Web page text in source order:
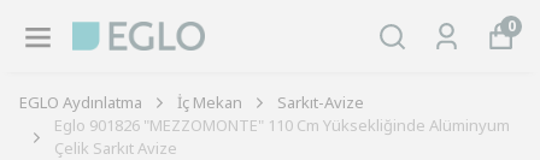
0
EGLO Aydınlatma İç Mekan
Sarkıt-Avize
Eglo 901826 "MEZZOMONTE" 110 Cm Yüksekliğinde Alüminyum
Çelik Sarkıt Avize